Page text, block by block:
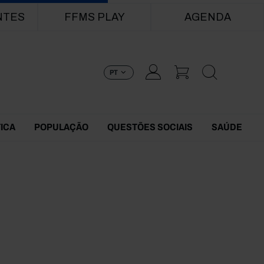
FFMS PLAY AGENDA
PT
POPULAÇÃO QUESTÕES SOCIAIS SAÚDE